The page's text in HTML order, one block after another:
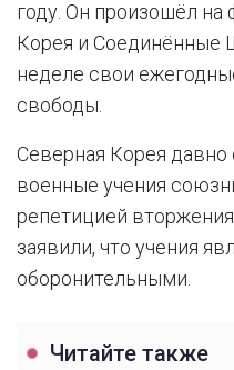
году. Он произошёл на
Корея и Соединённые
неделе свои
свободы.
Северная Корея
военные учения
репетицией
заявили, что учения
оборонительными.
Читайте также